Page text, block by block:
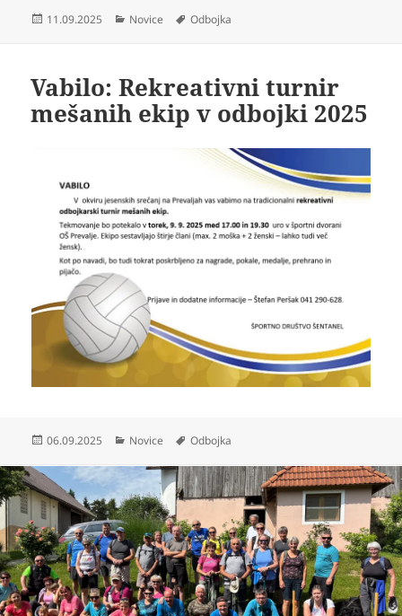
Objavljeno
11.09.2025 Kategorije
Novice Oznake
Odbojka
Vabilo: Rekreativni turnir
mešanih ekip v odbojki 2025
Objavljeno
06.09.2025 Kategorije
Novice Oznake
Odbojka